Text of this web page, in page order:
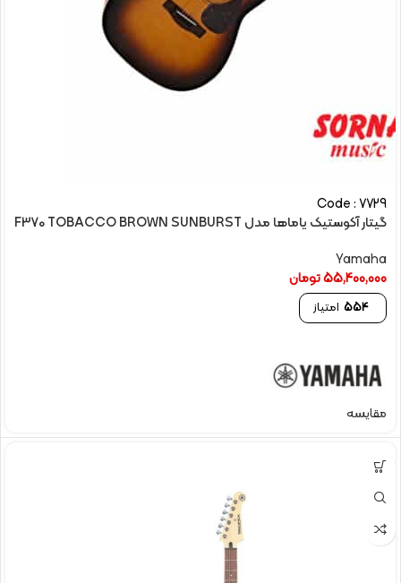
Code : 7729
گیتار آکوستیک یاماها مدل F370 TOBACCO BROWN SUNBURST
Yamaha
55,400,000تومان
554 امتیاز
مقایسه